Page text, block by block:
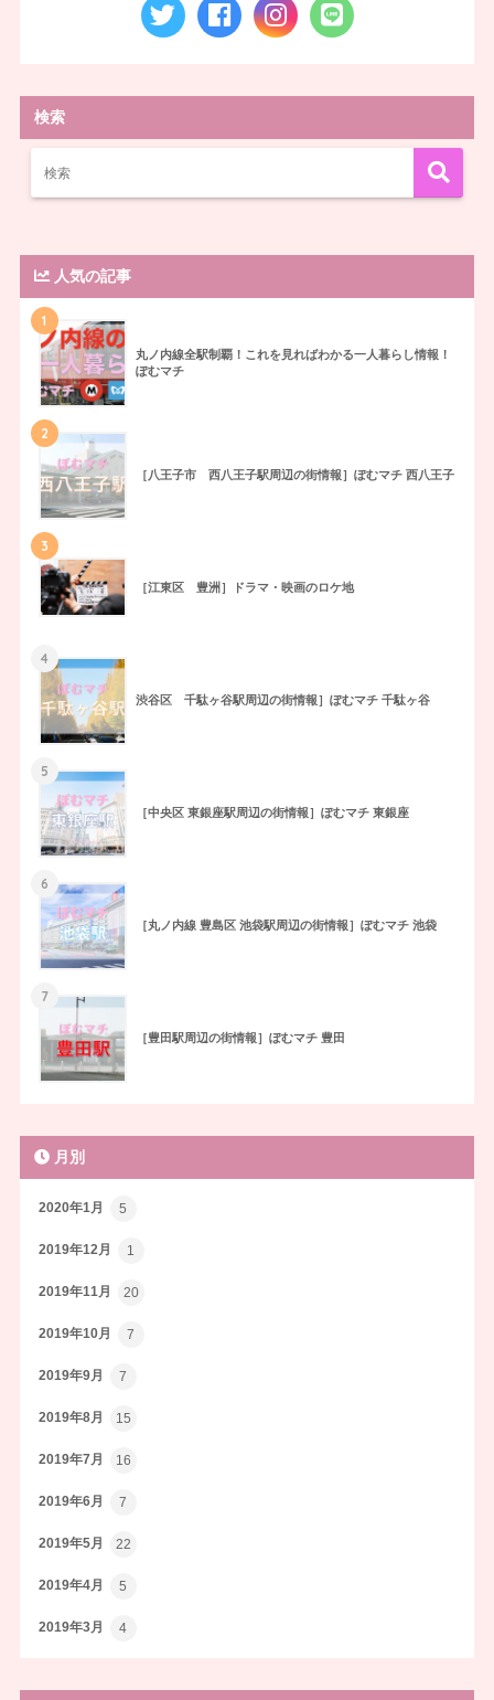
検索
人気の記事
1
丸ノ内線全駅制覇！これを見ればわかる一人暮らし情報！
ぽむマチ
2
［八王子市 西八王子駅周辺の街情報］ぽむマチ 西八王子
3
［江東区 豊洲］ドラマ・映画のロケ地
4
渋谷区 千駄ヶ谷駅周辺の街情報］ぽむマチ 千駄ヶ谷
5
［中央区 東銀座駅周辺の街情報］ぽむマチ 東銀座
6
［丸ノ内線 豊島区 池袋駅周辺の街情報］ぽむマチ 池袋
7
［豊田駅周辺の街情報］ぽむマチ 豊田
月別
2020年1月 5
2019年12月 1
2019年11月 20
2019年10月 7
2019年9月 7
2019年8月 15
2019年7月 16
2019年6月 7
2019年5月 22
2019年4月 5
2019年3月 4